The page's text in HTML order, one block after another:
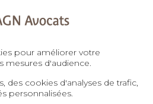
en donations
à votre disposition
vos questions et vous
des entretiens en
Vous pouvez
directement en ligne sur
pour améliorer votre
mesures d'audience.
des cookies d'analyses de trafic,
personnalisées.